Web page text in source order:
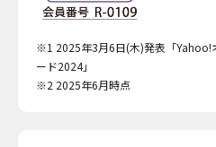
※1 2025年3月6日(木)発表「Yahoo!
ード2024」
※2 2025年6月時点